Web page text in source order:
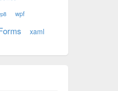
wpf
xaml